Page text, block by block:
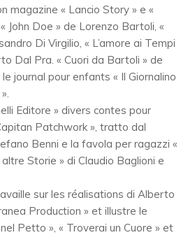
magazine « Lancio Story » e «
John Doe » de Lorenzo Bartoli, «
Di Virgilio, « L’amore ai Tempi
Dal Pra. « Cuori da Bartoli » de
journal pour enfants « Il Giornalino
Editore » divers contes pour
Patchwork », tratto dal
Benni e la favola per ragazzi «
Storie » di Claudio Baglioni e
sur les réalisations di Alberto
Production » et illustre le
Petto », « Troverai un Cuore » et